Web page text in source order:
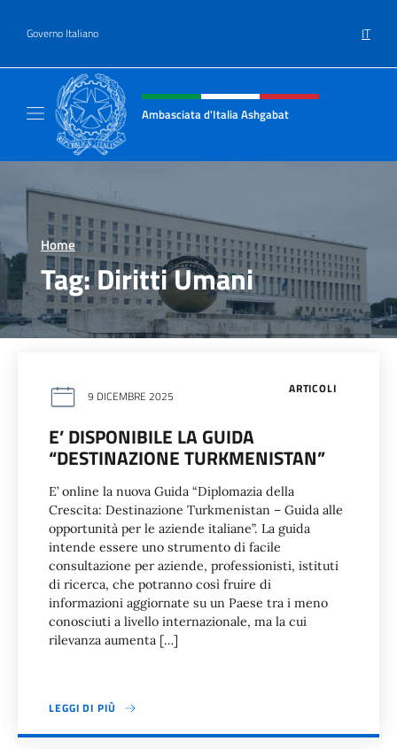
Governo Italiano IT
Intestazione sito, social e menù
Ambasciata d'Italia Ashgabat
Home >
Tag:Diritti Umani
ARTICOLI
9 DICEMBRE 2025
E’ DISPONIBILE LA GUIDA
“DESTINAZIONE TURKMENISTAN”
E’ online la nuova Guida “Diplomazia della
Crescita: Destinazione Turkmenistan – Guida alle
opportunità per le aziende italiane”. La guida
intende essere uno strumento di facile
consultazione per aziende, professionisti, istituti
di ricerca, che potranno così fruire di
informazioni aggiornate su un Paese tra i meno
conosciuti a livello internazionale, ma la cui
rilevanza aumenta […]
LEGGI DI PIÙ